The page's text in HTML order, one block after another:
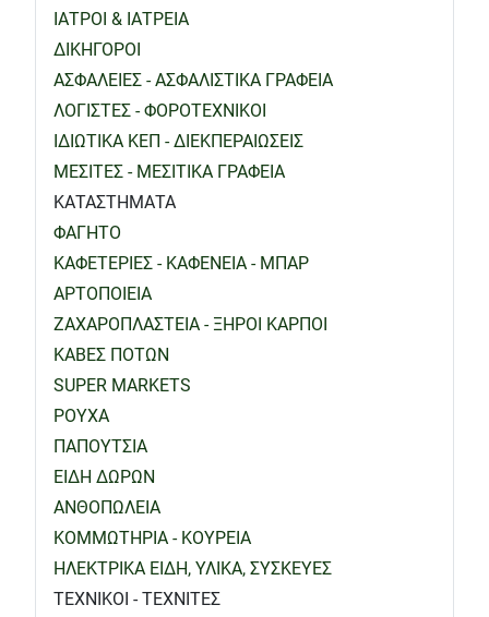
ΙΑΤΡΟΙ & ΙΑΤΡΕΙΑ
ΔΙΚΗΓΟΡΟΙ
ΑΣΦΑΛΕΙΕΣ - ΑΣΦΑΛΙΣΤΙΚΑ ΓΡΑΦΕΙΑ
ΛΟΓΙΣΤΕΣ - ΦΟΡΟΤΕΧΝΙΚΟΙ
ΙΔΙΩΤΙΚΑ ΚΕΠ - ΔΙΕΚΠΕΡΑΙΩΣΕΙΣ
ΜΕΣΙΤΕΣ - ΜΕΣΙΤΙΚΑ ΓΡΑΦΕΙΑ
ΚΑΤΑΣΤΗΜΑΤΑ
ΦΑΓΗΤΟ
ΚΑΦΕΤΕΡΙΕΣ - ΚΑΦΕΝΕΙΑ - ΜΠΑΡ
ΑΡΤΟΠΟΙΕΙΑ
ΖΑΧΑΡΟΠΛΑΣΤΕΙΑ - ΞΗΡΟΙ ΚΑΡΠΟΙ
ΚΑΒΕΣ ΠΟΤΩΝ
SUPER MARKETS
ΡΟΥΧΑ
ΠΑΠΟΥΤΣΙΑ
ΕΙΔΗ ΔΩΡΩΝ
ΑΝΘΟΠΩΛΕΙΑ
ΚΟΜΜΩΤΗΡΙΑ - ΚΟΥΡΕΙΑ
ΗΛΕΚΤΡΙΚΑ ΕΙΔΗ, ΥΛΙΚΑ, ΣΥΣΚΕΥΕΣ
ΤΕΧΝΙΚΟΙ - ΤΕΧΝΙΤΕΣ